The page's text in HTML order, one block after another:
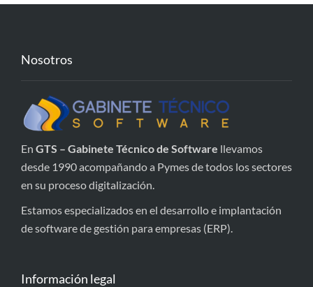
Nosotros
En GTS – Gabinete Técnico de Software llevamos
desde 1990 acompañando a Pymes de todos los sectores
en su proceso digitalización.
Estamos especializados en el desarrollo e implantación
de software de gestión para empresas (ERP).
Información legal